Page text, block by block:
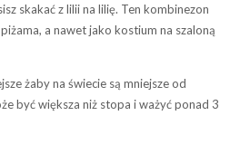
skakać z lilii na lilię. Ten kombinezon
a nawet jako kostium na szaloną
żabyna świecie są mniejszeod
byćwiększa niż stopa iważyćponad 3